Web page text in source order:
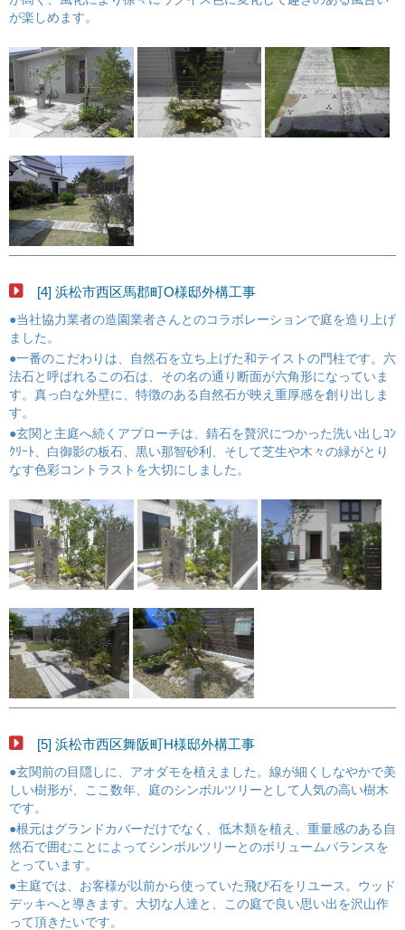
が楽しめます。
[4] 浜松市西区馬郡町O様邸外構工事
●当社協力業者の造園業者さんとのコラボレーションで庭を造り上げ
ました。
●一番のこだわりは、自然石を立ち上げた和テイストの門柱です。六
法石と呼ばれるこの石は、その名の通り断面が六角形になっていま
す。真っ白な外壁に、特徴のある自然石が映え重厚感を創り出しま
す。
●玄関と主庭へ続くアプローチは、錆石を贅沢につかった洗い出しｺﾝ
ｸﾘｰﾄ、白御影の板石、黒い那智砂利、そして芝生や木々の緑がとり
なす色彩コントラストを大切にしました。
[5] 浜松市西区舞阪町H様邸外構工事
●玄関前の目隠しに、アオダモを植えました。線が細くしなやかで美
しい樹形が、ここ数年、庭のシンボルツリーとして人気の高い樹木
です。
●根元はグランドカバーだけでなく、低木類を植え、重量感のある自
然石で囲むことによってシンボルツリーとのボリュームバランスを
とっています。
●主庭では、お客様が以前から使っていた飛び石をリユース。ウッド
デッキへと導きます。大切な人達と、この庭で良い思い出を沢山作
って頂きたいです。